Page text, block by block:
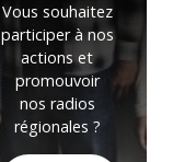
Vous souhaitez
participer à nos
actions et
promouvoir
nos radios
régionales ?